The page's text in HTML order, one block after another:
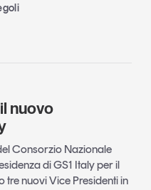
nuovo
Consorzio Nazionale
di GS1 Italy per il
nuovi Vice Presidenti in